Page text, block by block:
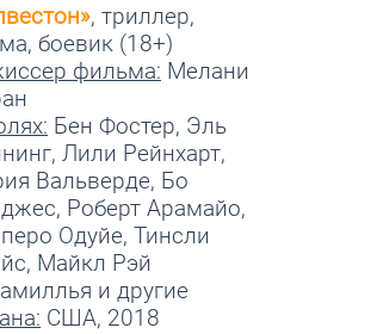
, триллер,
боевик (18+)
фильма: Мелани
Бен Фостер, Эль
Лили Рейнхарт,
Вальверде, Бо
Роберт Арамайо,
Одуйе, Тинсли
Майкл Рэй
и другие
США, 2018